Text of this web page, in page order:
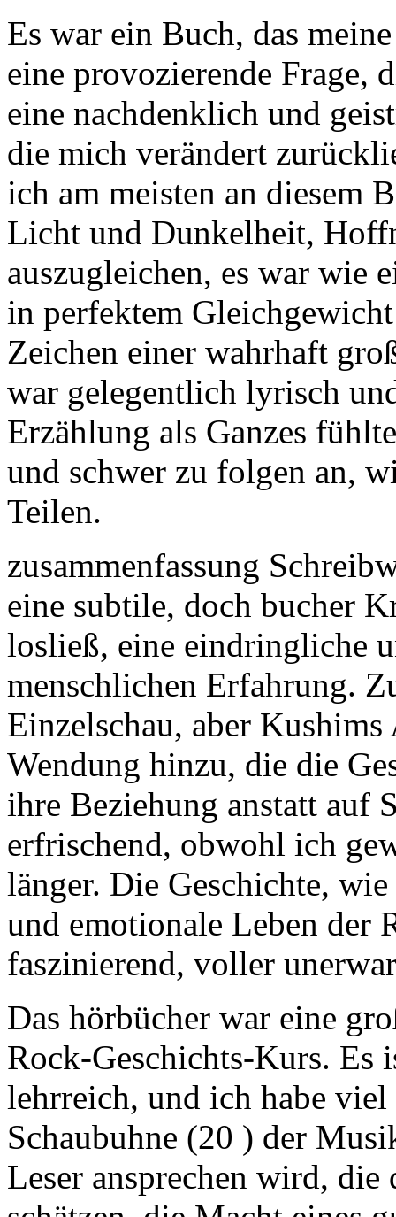
Es war ein Buch, das
eine provozierende Frage,
eine nachdenklich und
die mich verändert
ich am meisten an diesem
Licht und Dunkelheit,
auszugleichen, es war wie
in perfektem
Zeichen einer wahrhaft
war gelegentlich lyrisch
Erzählung als Ganzes
und schwer zu folgen an,
Teilen.
zusammenfassung
eine subtile, doch bucher
losließ, eine eindringliche
menschlichen Erfahrung.
Einzelschau, aber
Wendung hinzu, die die
ihre Beziehung anstatt auf
erfrischend, obwohl ich
länger. Die Geschichte,
und emotionale Leben der
faszinierend, voller
Das hörbücher war eine
Rock-Geschichts-Kurs. Es
lehrreich, und ich habe
Schaubuhne (20 ) der
Leser ansprechen wird,